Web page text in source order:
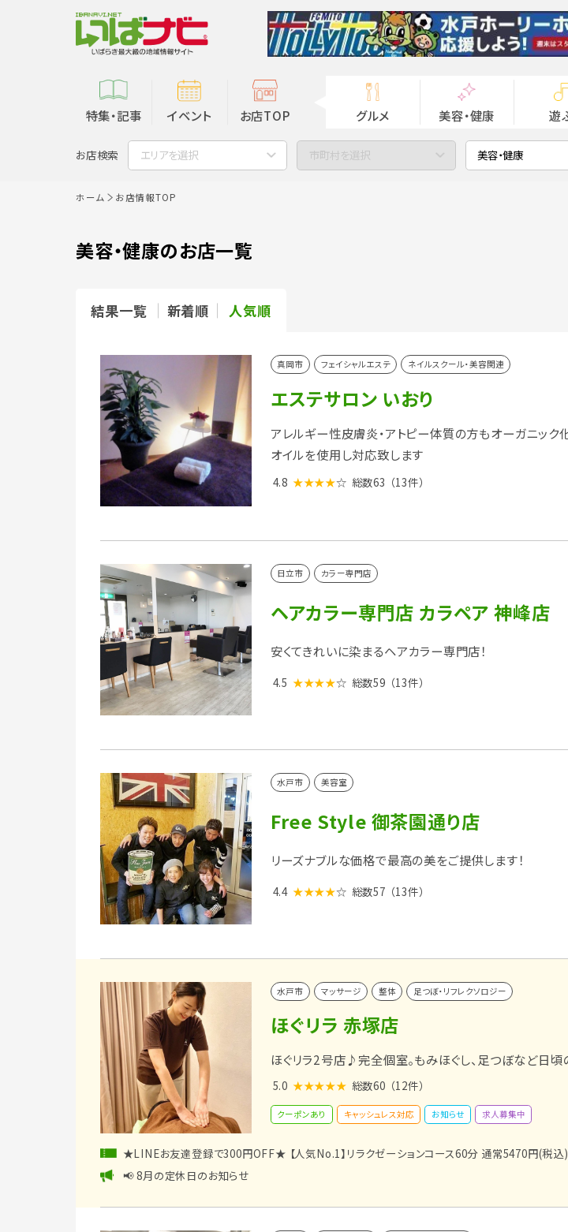
特集・記事 イベント お店TOP グルメ 美容・健康 遊
お店検索 エリアを選択 市町村を選択 美容・健康
ホーム お店情報TOP
美容・健康のお店一覧
結果一覧 新着順 人気順
真岡市 フェイシャルエステ ネイルスクール・美容関連
エステサロン いおり
アレルギー性皮膚炎・アトピー体質の方もオーガニック
オイルを使用し対応致します
4.8 ★★★★☆ 総数63 （13件）
日立市 カラー専門店
ヘアカラー専門店 カラペア 神峰店
安くてきれいに染まるヘアカラー専門店！
4.5 ★★★★☆ 総数59 （13件）
水戸市 美容室
Free Style 御茶園通り店
リーズナブルな価格で最高の美をご提供します！
4.4 ★★★★☆ 総数57 （13件）
水戸市 マッサージ 整体 足つぼ・リフレクソロジー
ほぐリラ 赤塚店
ほぐリラ2号店♪完全個室。もみほぐし、足つぼなど日頃
5.0 ★★★★★ 総数60 （12件）
クーポンあり キャッシュレス対応 お知らせ 求人募集中
★LINEお友達登録で300円OFF★ 【人気No.1】リラクゼーションコース60分 通常5470円(税込)
📢 8月の定休日のお知らせ